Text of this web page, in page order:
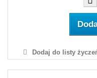
Dodaj do listy